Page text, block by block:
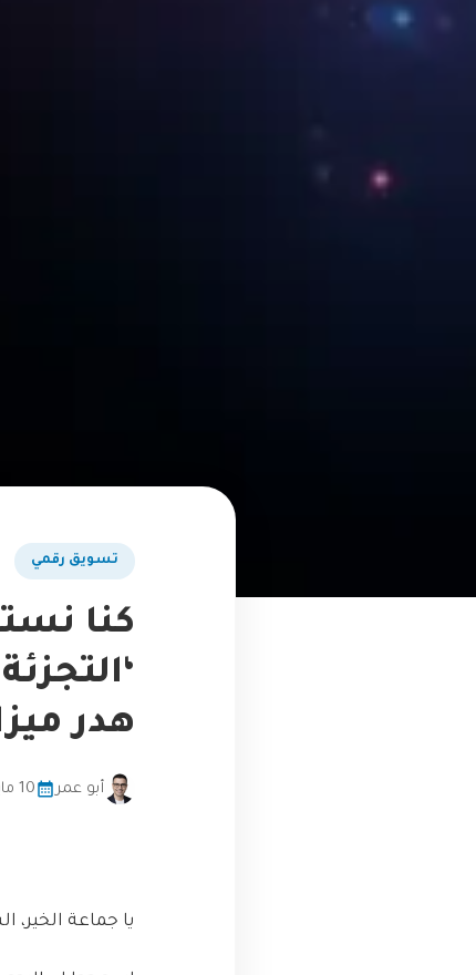
تسويق رقمي
كنا
هدر
أبو عمر 10 مايو، 2026
يا جماعة الخير،